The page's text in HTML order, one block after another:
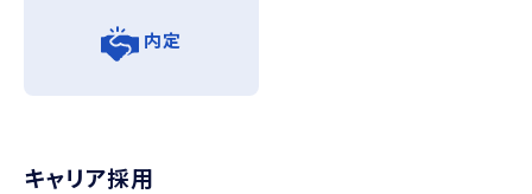
内定
キャリア採用